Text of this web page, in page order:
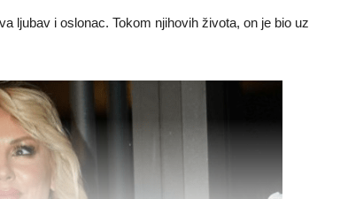
ljubav i oslonac. Tokom njihovih života, on je bio uz